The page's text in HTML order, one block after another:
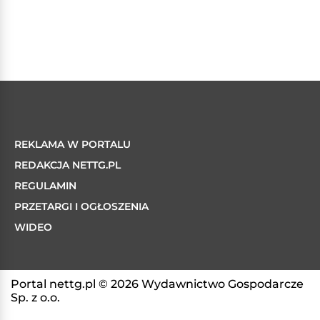
REKLAMA W PORTALU
REDAKCJA NETTG.PL
REGULAMIN
PRZETARGI I OGŁOSZENIA
WIDEO
Portal nettg.pl © 2026 Wydawnictwo Gospodarcze
Sp. z o.o.